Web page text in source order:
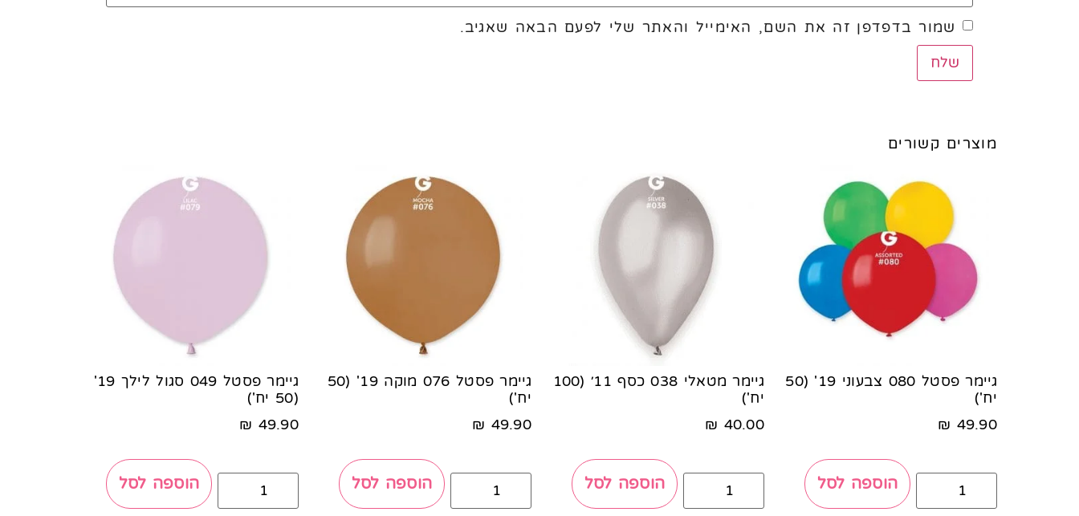
שמור בדפדפן זה את השם, האימייל והאתר שלי לפעם הבאה שאגיב.
מוצרים קשורים
גיימר פסטל 080 צבעוני 19' (50
יח')
49.90
₪
הוספה לסל
גיימר מטאלי 038 כסף 11׳ (100
יח')
40.00
₪
הוספה לסל
גיימר פסטל 076 מוקה 19' (50
יח')
49.90
₪
הוספה לסל
גיימר פסטל 049 סגול לילך 19'
(50 יח')
49.90
₪
הוספה לסל